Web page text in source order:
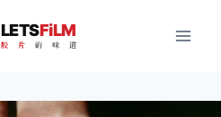
LETSFiLM
胶 片 的 味 道